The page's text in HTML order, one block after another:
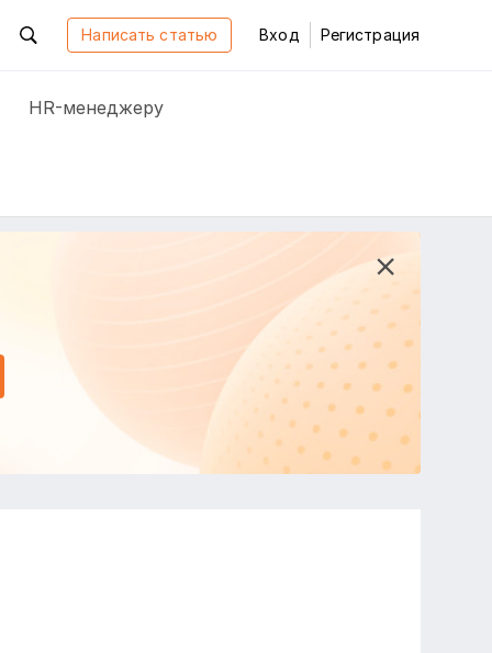
Написать статью Вход Регистрация
HR-менеджеру